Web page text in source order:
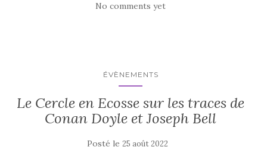
No comments yet
ÉVÈNEMENTS
Le Cercle en Ecosse sur les traces de
Conan Doyle et Joseph Bell
Posté le 25 août 2022